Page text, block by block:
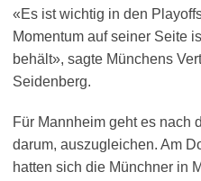
«Es ist wichtig in den
Momentum auf seiner Seite
behält», sagte Münchens
Seidenberg.
Für Mannheim geht es nach
darum, auszugleichen. Am
hatten sich die Münchner in